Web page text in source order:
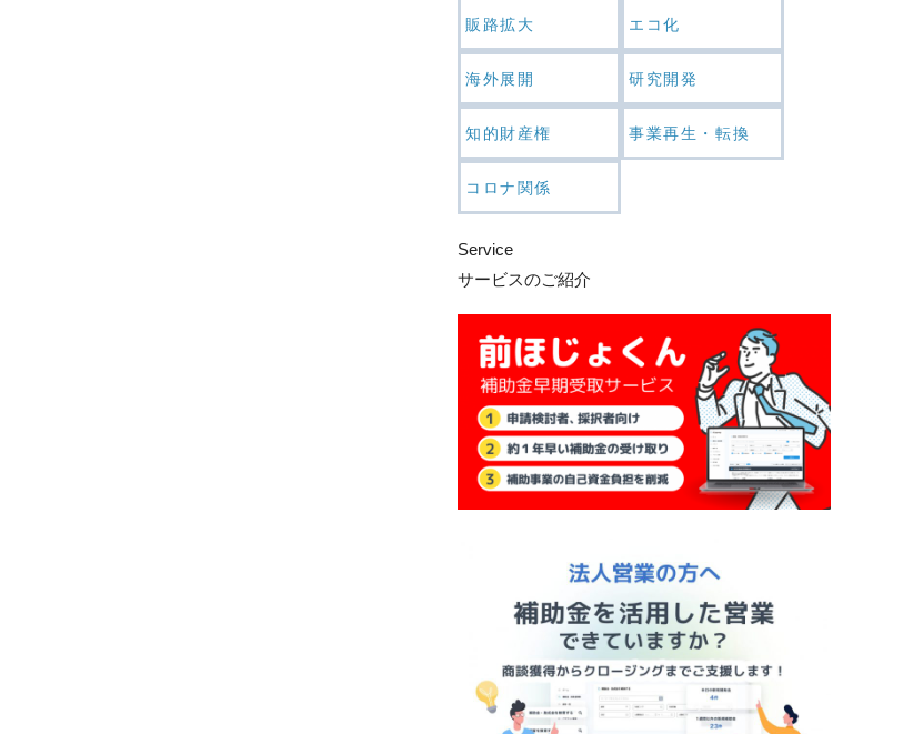
販路拡大 エコ化
海外展開 研究開発
知的財産権 事業再生・転換
コロナ関係
Service
サービスのご紹介